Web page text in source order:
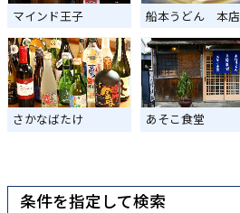
マインド王子 船本うどん 本店
さかなばたけ あそこ食堂
条件を指定して検索